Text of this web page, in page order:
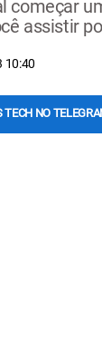
começar
assistir
10:40
NO